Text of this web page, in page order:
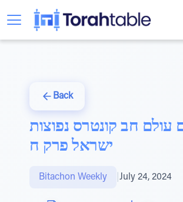
Back
עולם חב קונטרס נפוצות
ישראל פרק ח
Bitachon Weekly July 24, 2024